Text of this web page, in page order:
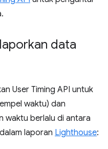
data
User Timing API untuk
waktu) dan
waktu berlalu di antara
laporan Lighthouse: